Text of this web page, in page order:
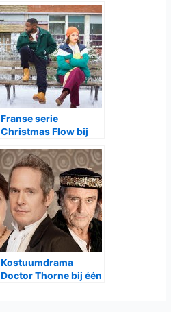
Franse serie
Christmas Flow bij
Kostuumdrama
Doctor Thorne bij één